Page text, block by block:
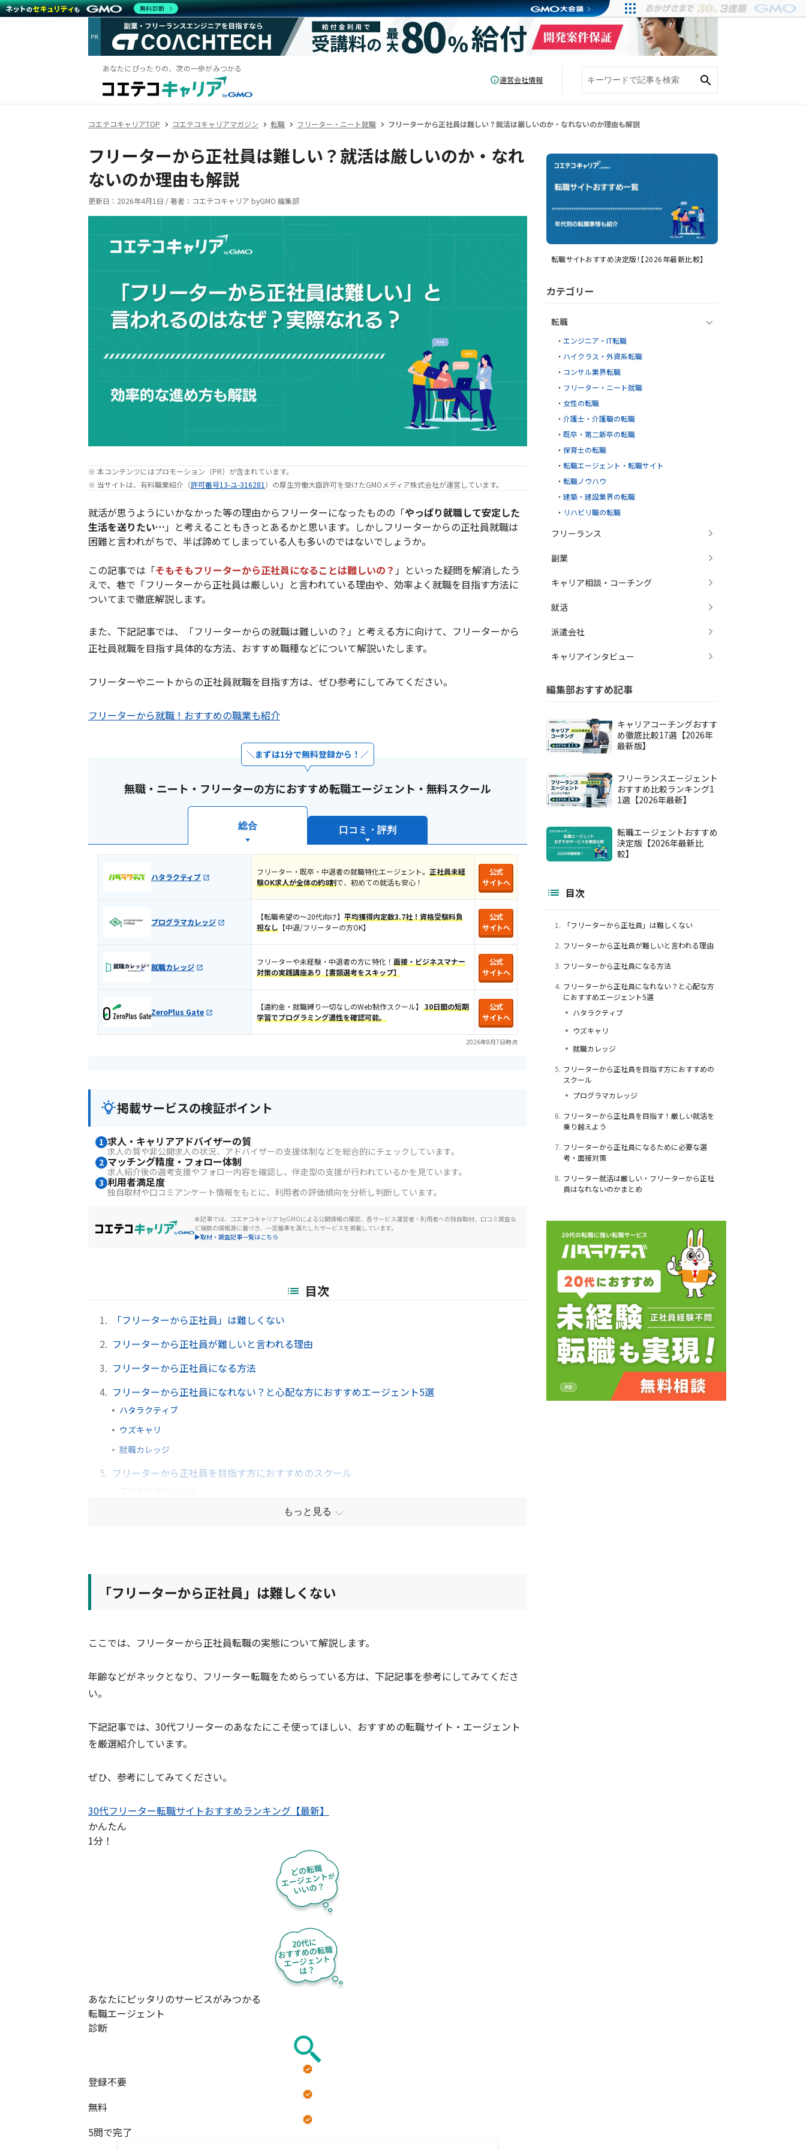
あなたにぴったりの、次の一歩がみつかる
運営会社情報
コエテコキャリアTOP コエテコキャリアマガジン 転職 フリーター・ニート就職 フリーターから正社員は難しい？就活は厳しいのか・なれないのか理由も解説
フリーターから正社員は難しい？就活は厳しいのか・なれ
ないのか理由も解説
更新日： 2026年4月1日 /著者：コエテコキャリア byGMO 編集部
※ 本コンテンツにはプロモーション（PR）が含まれています。
※ 当サイトは、有料職業紹介（許可番号13-ユ-316281 ）の厚生労働大臣許可を受けたGMOメディア株式会社が運営しています。
就活が思うようにいかなかった等の理由からフリーターになったものの「やっぱり就職して安定した
生活を送りたい…」と考えることもきっとあるかと思います。しかしフリーターからの正社員就職は
困難と言われがちで、半ば諦めてしまっている人も多いのではないでしょうか。
この記事では「そもそもフリーターから正社員になることは難しいの？ 」といった疑問を解消したう
えで、巷で「フリーターから正社員は厳しい」と言われている理由や、効率よく就職を目指す方法に
ついてまで徹底解説します。
また、下記記事では、「フリーターからの就職は難しいの？」と考える方に向けて、フリーターから
正社員就職を目指す具体的な方法、おすすめ職種などについて解説いたします。
フリーターやニートからの正社員就職を目指す方は、ぜひ参考にしてみてください。
フリーターから就職！おすすめの職業も紹介
まずは1分で無料登録から！
無職・ニート・フリーターの方におすすめ転職エージェント・無料スクール
総合 口コミ・評判
ハタラクティブ
フリーター・既卒・中退者の就職特化エージェント。 正社員未経
験OK求人が全体の約8割​で、初めての就活も安心！​
公式
サイトへ
プログラマカレッジ
​​【転職希望の〜20代向け】 平均獲得内定数3.7社！ 資格受験料負
担なし 【中退/フリーターの方OK】
公式
サイトへ
就職カレッジ
フリーターや未経験・中退者の方に特化！ 面接・ビジネスマナー
対策の実践講座あり【書類選考をスキップ】
公式
サイトへ
ZeroPlus Gate
【違約金・就職縛り一切なしのWeb制作スクール】
30日間の短期
学習でプログラミング適性を確認可能。
公式
サイトへ
2026年8月7日時点
掲載サービスの検証ポイント
1 求人・キャリアアドバイザーの質
求人の質や非公開求人の状況、アドバイザーの支援体制などを総合的にチェックしています。
2 マッチング精度・フォロー体制
求人紹介後の選考支援やフォロー内容を確認し、伴走型の支援が行われているかを見ています。
3 利用者満足度
独自取材や口コミアンケート情報をもとに、利用者の評価傾向を分析し判断しています。
本記事では、コエテコキャリア byGMOによる公開情報の確認、各サービス運営者・利用者への独自取材、口コミ調査な
ど複数の情報源に基づき、一定基準を満たしたサービスを掲載しています。
▶取材・調査記事一覧はこちら
目次
1.
「フリーターから正社員」は難しくない
2. フリーターから正社員が難しいと言われる理由
3. フリーターから正社員になる方法
4. フリーターから正社員になれない？と心配な方におすすめエージェント5選
ハタラクティブ
ウズキャリ
就職カレッジ
5. フリーターから正社員を目指す方におすすめのスクール
もっと見る
「フリーターから正社員」は難しくない
ここでは、フリーターから正社員転職の実態について解説します。
年齢などがネックとなり、フリーター転職をためらっている方は、下記記事を参考にしてみてくださ
い。
下記記事では、30代フリーターのあなたにこそ使ってほしい、おすすめの転職サイト・エージェント
を厳選紹介しています。
ぜひ、参考にしてみてください。
30代フリーター転職サイトおすすめランキング【最新】
かんたん
1分！
あなたにピッタリのサービスがみつかる
転職エージェント
診断
登録不要
無料
5問で完了
転職サイトおすすめ決定版！【2026年最新比較】
カテゴリー
転職
エンジニア・IT転職
ハイクラス・外資系転職
コンサル業界転職
フリーター・ニート就職
女性の転職
介護士・介護職の転職
既卒・第二新卒の転職
保育士の転職
転職エージェント・転職サイト
転職ノウハウ
建築・建設業界の転職
リハビリ職の転職
フリーランス
副業
キャリア相談・コーチング
就活
派遣会社
キャリアインタビュー
編集部おすすめ記事
キャリアコーチングおすす
め徹底比較17選【2026年
最新版】
フリーランスエージェント
おすすめ比較ランキング1
1選【2026年最新】
転職エージェントおすすめ
決定版【2026年最新比
較】
目次
1.
「フリーターから正社員」は難しくない
2. フリーターから正社員が難しいと言われる理由
3. フリーターから正社員になる方法
4. フリーターから正社員になれない？と心配な方
におすすめエージェント5選
ハタラクティブ
ウズキャリ
就職カレッジ
5. フリーターから正社員を目指す方におすすめの
スクール
プログラマカレッジ
6. フリーターから正社員を目指す！厳しい就活を
乗り越えよう
7. フリーターから正社員になるために必要な選
考・面接対策
8. フリーター就活は厳しい・フリーターから正社
員はなれないのかまとめ
無料診断